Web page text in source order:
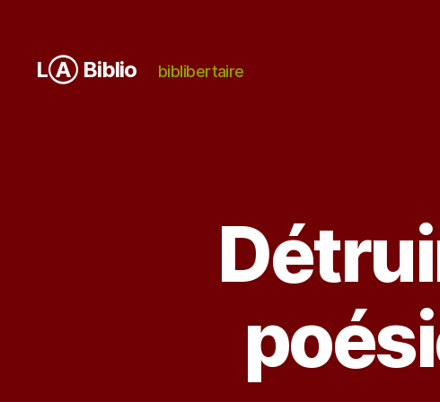
LⒶ Biblio biblibertaire